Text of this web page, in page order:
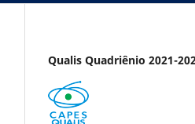
Qualis Quadriênio 2021-